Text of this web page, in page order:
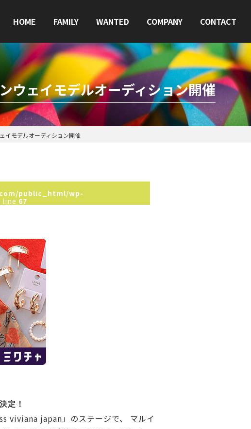
HOME FAMILY WANTED COMPANY CONTACT
ェイモデルオーディション開催
イモデルオーディション開催
public_html/wp-
line 67
定！
viviana japan」のステージで、 マルイ